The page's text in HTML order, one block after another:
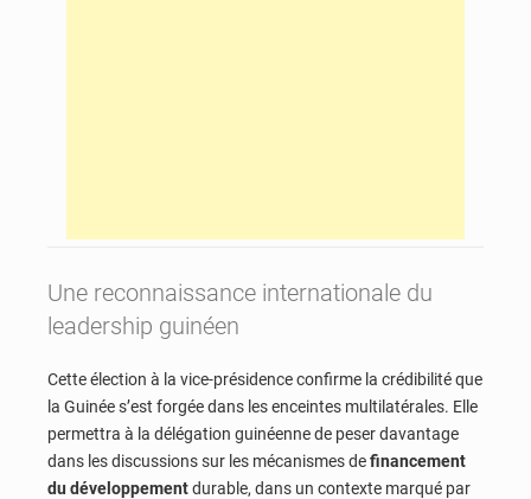
Une reconnaissance internationale du
leadership guinéen
Cette élection à la vice-présidence confirme la crédibilité que
la Guinée s’est forgée dans les enceintes multilatérales. Elle
permettra à la délégation guinéenne de peser davantage
dans les discussions sur les mécanismes definancement
du développementdurable, dans un contexte marqué par